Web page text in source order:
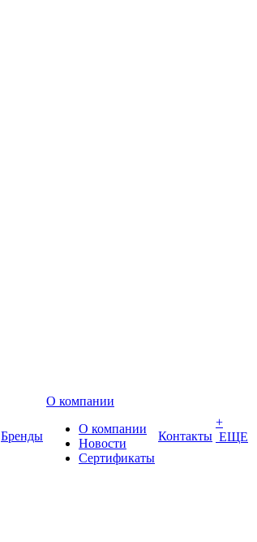
Бренды
О компании
О компании
Новости
Сертификаты
Контакты
+
ЕЩЕ